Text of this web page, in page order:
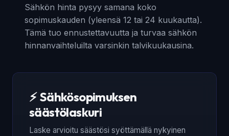
Sähkön hinta pysyy samana koko
sopimuskauden (yleensä 12 tai 24 kuukautta).
Tämä tuo ennustettavuutta ja turvaa sähkön
hinnanvaihteluilta varsinkin talvikuukausina.
⚡ Sähkösopimuksen
säästölaskuri
Laske arvioitu säästösi syöttämällä nykyinen